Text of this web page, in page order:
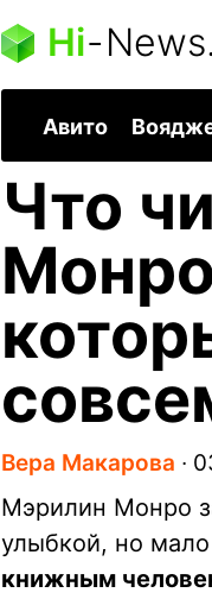
Hi-
Авито
Что
Вера Макарова ∙
Мэрилин Монро
улыбкой, но мало
книжным